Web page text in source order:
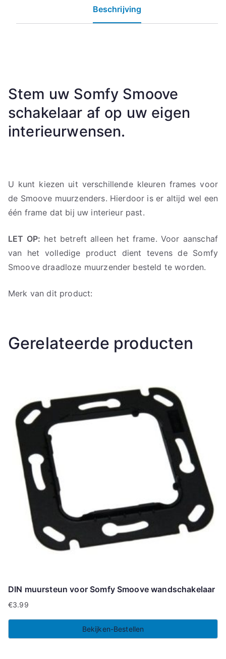
Beschrijving
Stem uw Somfy Smoove
schakelaar af op uw eigen
interieurwensen.
U kunt kiezen uit verschillende kleuren frames voor
de Smoove muurzenders. Hierdoor is er altijd wel een
één frame dat bij uw interieur past.
LET OP: het betreft alleen het frame. Voor aanschaf
van het volledige product dient tevens de Somfy
Smoove draadloze muurzender besteld te worden.
Merk van dit product:
Gerelateerde producten
DIN muursteun voor Somfy Smoove wandschakelaar
€3.99
Bekijken-Bestellen